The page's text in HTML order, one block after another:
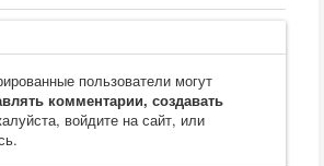
пользователи могут
комментарии, создавать
войдите на сайт, или